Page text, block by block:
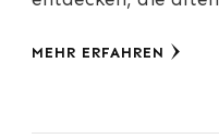
MEHR ERFAHREN